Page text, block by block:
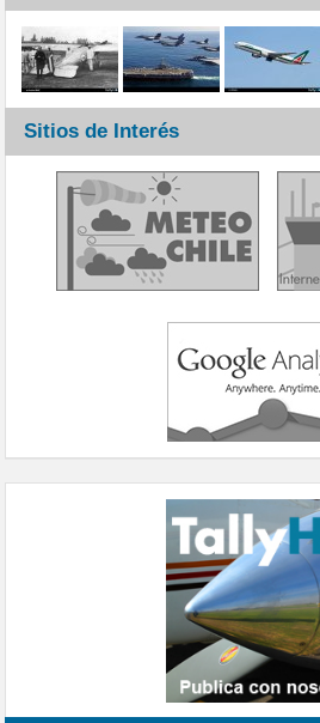
Sitios de Interés